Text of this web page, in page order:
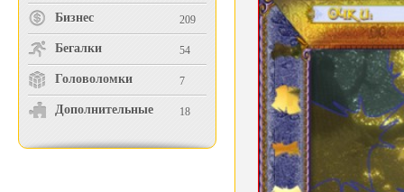
Бизнес 209
Бегалки 54
Головоломки 7
Дополнительные 18